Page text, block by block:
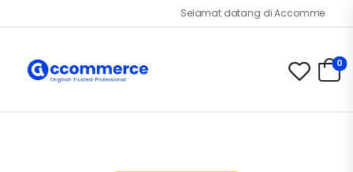
Selamat datang di Accommerce.id!
0